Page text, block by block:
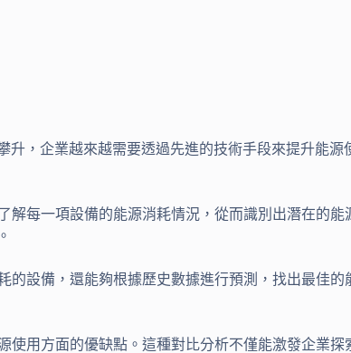
，企業越來越需要透過先進的技術手段來提升能源
解每一項設備的能源消耗情況，從而識別出潛在的能
的設備，還能夠根據歷史數據進行預測，找出最佳的
用方面的優缺點。這種對比分析不僅能激發企業探